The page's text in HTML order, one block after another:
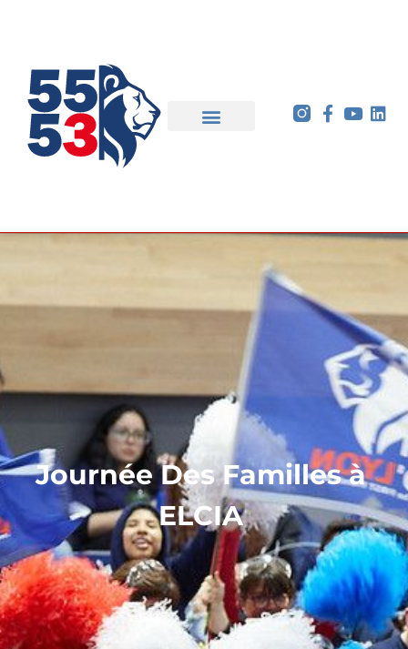
Journée Des Familles à
ELCIA